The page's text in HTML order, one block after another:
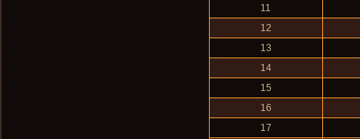
11
12
13
14
15
16
17